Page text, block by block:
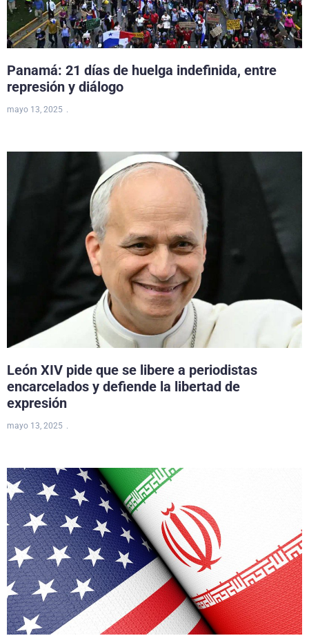
Panamá: 21 días de huelga indefinida, entre
represión y diálogo
mayo 13, 2025
León XIV pide que se libere a periodistas
encarcelados y defiende la libertad de
expresión
mayo 13, 2025